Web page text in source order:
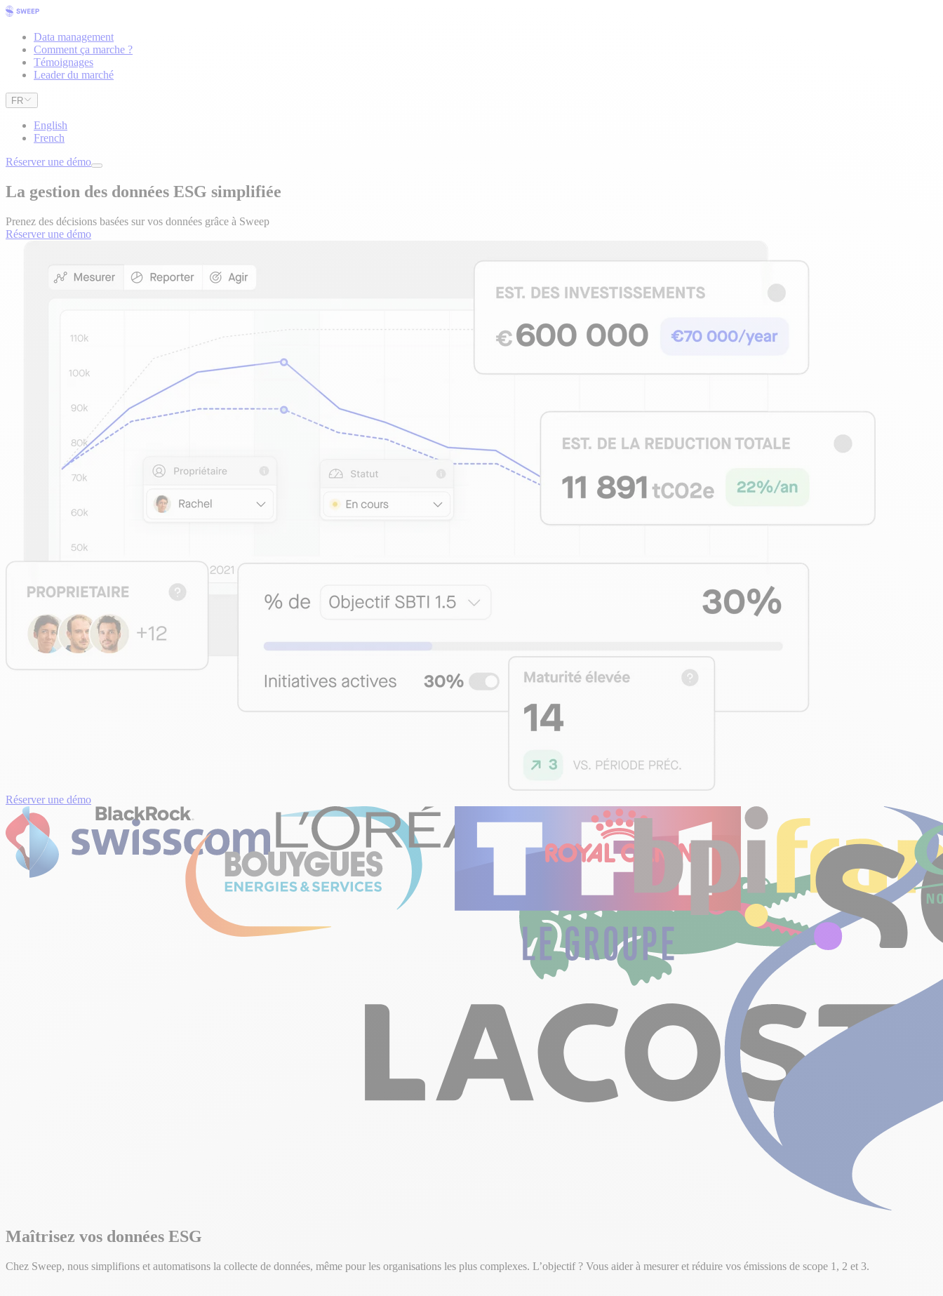
Data management
Comment ça marche ?
Témoignages
Leader du marché
FR
English
French
Réserver une démo
La gestion des données ESG simplifiée
Prenez des décisions basées sur vos données grâce à Sweep
Réserver une démo
Réserver une démo
Maîtrisez vos données ESG
Chez Sweep, nous simplifions et automatisons la collecte de données, même pour les organisations les plus complexes. L’objectif ? Vous aider à mesurer et réduire vos émissions de scope 1, 2 et 3.